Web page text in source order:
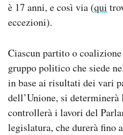
è 17 anni, e così via (qui
eccezioni).
Ciascun partito o
gruppo politico che siede
in base ai risultati dei vari
dell’Unione, si determinerà
controllerà i lavori del
legislatura, che durerà fino